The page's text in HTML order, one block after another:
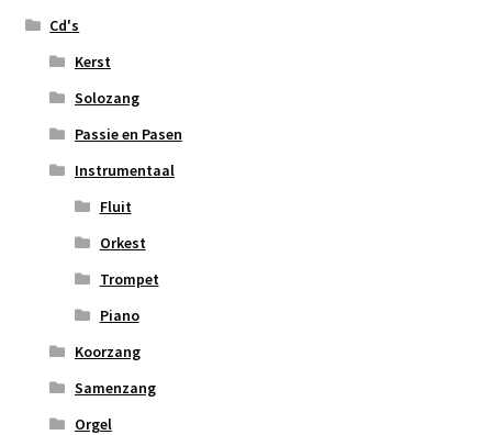
Cd's
Kerst
Solozang
Passie en Pasen
Instrumentaal
Fluit
Orkest
Trompet
Piano
Koorzang
Samenzang
Orgel